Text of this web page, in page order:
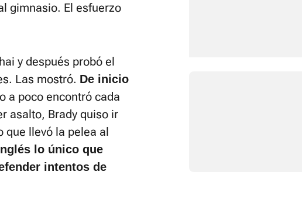
gimnasio. El esfuerzo
y después probó el
Las mostró. De inicio
a poco encontró cada
asalto, Brady quiso ir
que llevó la pelea al
lo único que
intentos de